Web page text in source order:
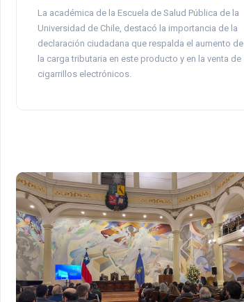
La académica de la Escuela de Salud Pública de la
Universidad de Chile, destacó la importancia de la
declaración ciudadana que respalda el aumento de
la carga tributaria en este producto y en la venta de
cigarrillos electrónicos.